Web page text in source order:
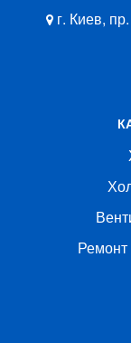
г. Киев,
Ремонт